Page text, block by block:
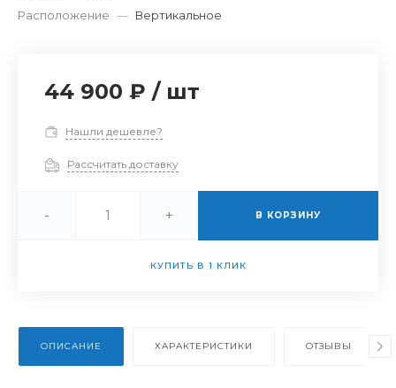
Расположение — Вертикальное
44 900 ₽ / шт
Нашли дешевле?
Рассчитать доставку
- + В КОРЗИНУ
КУПИТЬ В 1 КЛИК
ОПИСАНИЕ ХАРАКТЕРИСТИКИ ОТЗЫВЫ